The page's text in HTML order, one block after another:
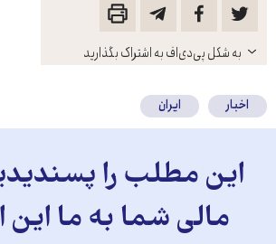
باز
کنید
به شکل پی‌دی‌اف به اشتراک بگذارید
اخبار ایران
این مطلب را
مالی شما به ما این